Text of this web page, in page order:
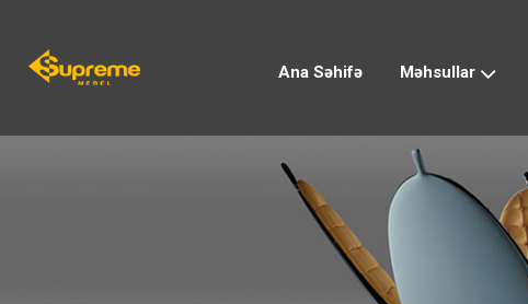
Ana Səhifə Məhsullar